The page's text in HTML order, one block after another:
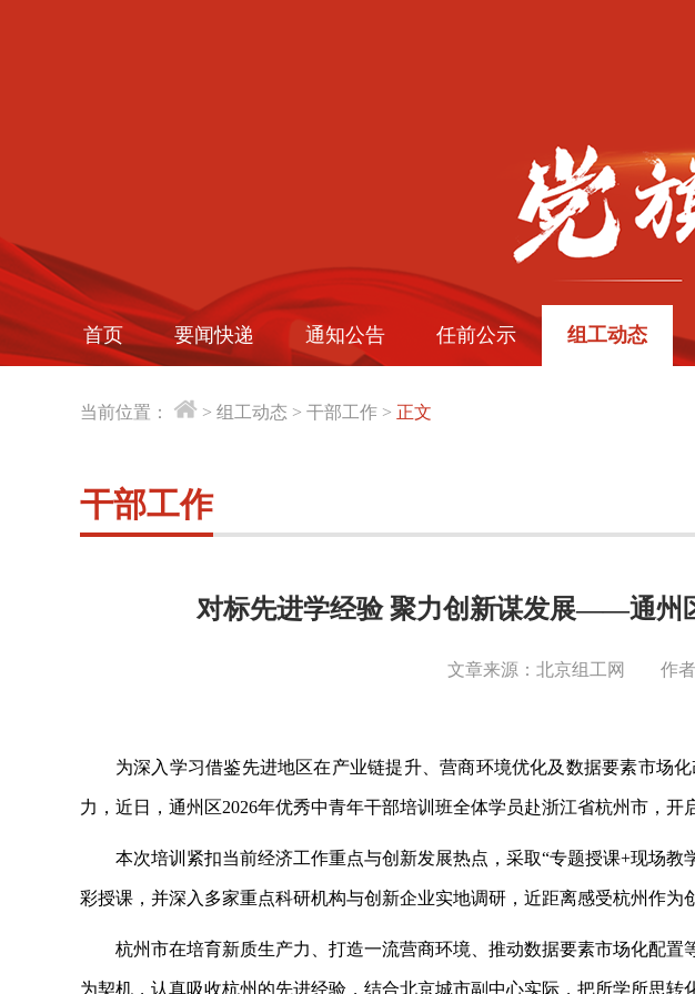
首页 要闻快递 通知公告 任前公示 组工动态
当前位置： > 组工动态 > 干部工作 > 正文
干部工作
对标先进学经验 聚力创新谋发展——通州
文章来源：北京组工网 作
为深入学习借鉴先进地区在产业链提升、营商环境优化及数据要素市场
力，近日，通州区2026年优秀中青年干部培训班全体学员赴浙江省杭州市，开
本次培训紧扣当前经济工作重点与创新发展热点，采取“专题授课+现场教
彩授课，并深入多家重点科研机构与创新企业实地调研，近距离感受杭州作为
杭州市在培育新质生产力、打造一流营商环境、推动数据要素市场化配
为契机，认真吸收杭州的先进经验，结合北京城市副中心实际，把所学所思